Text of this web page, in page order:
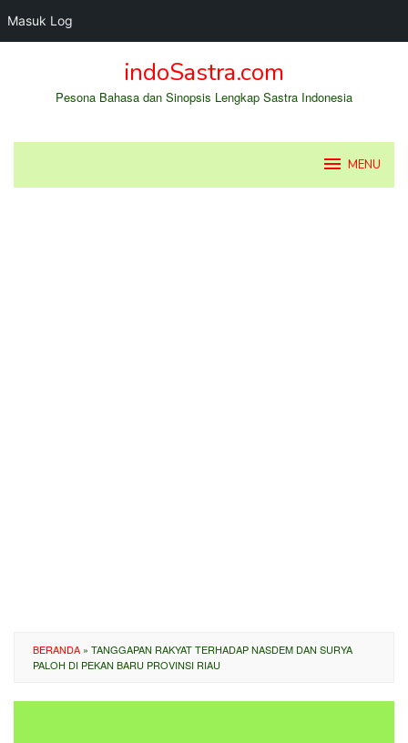
Masuk Log
indoSastra.com
Pesona Bahasa dan Sinopsis Lengkap Sastra Indonesia
MENU
BERANDA » TANGGAPAN RAKYAT TERHADAP NASDEM DAN SURYA
PALOH DI PEKAN BARU PROVINSI RIAU